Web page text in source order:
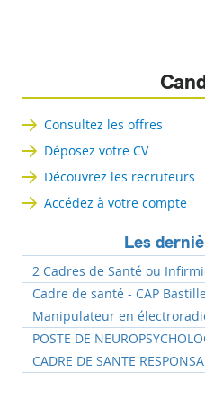
Consultez les offres
Déposez votre CV
Découvrez les recruteurs
Accédez à votre compte
Les
2 Cadres de Santé ou
Cadre de santé - CAP
Manipulateur en
POSTE DE
CADRE DE SANTE